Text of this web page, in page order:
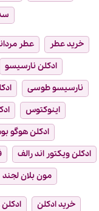
خرید عطر عطر
ادکلن نارسیسو
نارسیسو طوسی
اینوکتوس
ادکلن هوگو
ادکلن ویکتور اند رالف
مون بلان لجند
خرید ادکلن ادکلن